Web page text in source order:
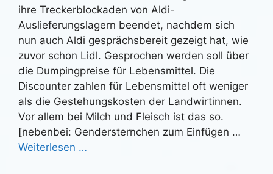
ihre Treckerblockaden von Aldi-
Auslieferungslagern beendet, nachdem sich
nun auch Aldi gesprächsbereit gezeigt hat, wie
zuvor schon Lidl. Gesprochen werden soll über
die Dumpingpreise für Lebensmittel. Die
Discounter zahlen für Lebensmittel oft weniger
als die Gestehungskosten der Landwirtinnen.
Vor allem bei Milch und Fleisch ist das so.
[nebenbei: Gendersternchen zum Einfügen …
Weiterlesen …